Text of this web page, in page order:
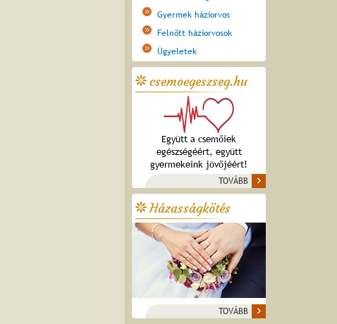
Gyermek háziorvos
Felnőtt háziorvosok
Ügyeletek
csemoegeszseg.hu
Együtt a csemőiek
egészségéért, együtt
gyermekeink jövőjéért!
TOVÁBB
Házasságkötés
TOVÁBB